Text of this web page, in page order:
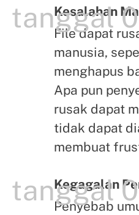
tanggal
Kesalahan
File dapat
manusia,
menghapus
Apa pun
rusak dapat
tidak dapat
membuat
tanggal
Kegagalan
Penyebab